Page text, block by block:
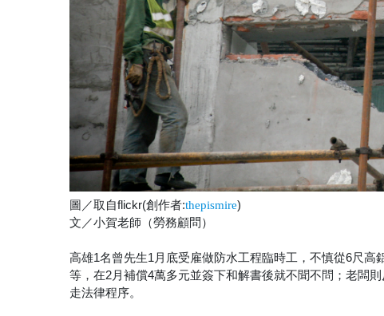
圖／取自flickr(創作者:thepismire)
文／小賀老師（勞務顧問）
高雄1名曾先生1月底受雇做防水工程臨時工，不慎從6尺
等，在2月補償4萬多元並簽下和解書後就不聞不問；老闆
走法律程序。